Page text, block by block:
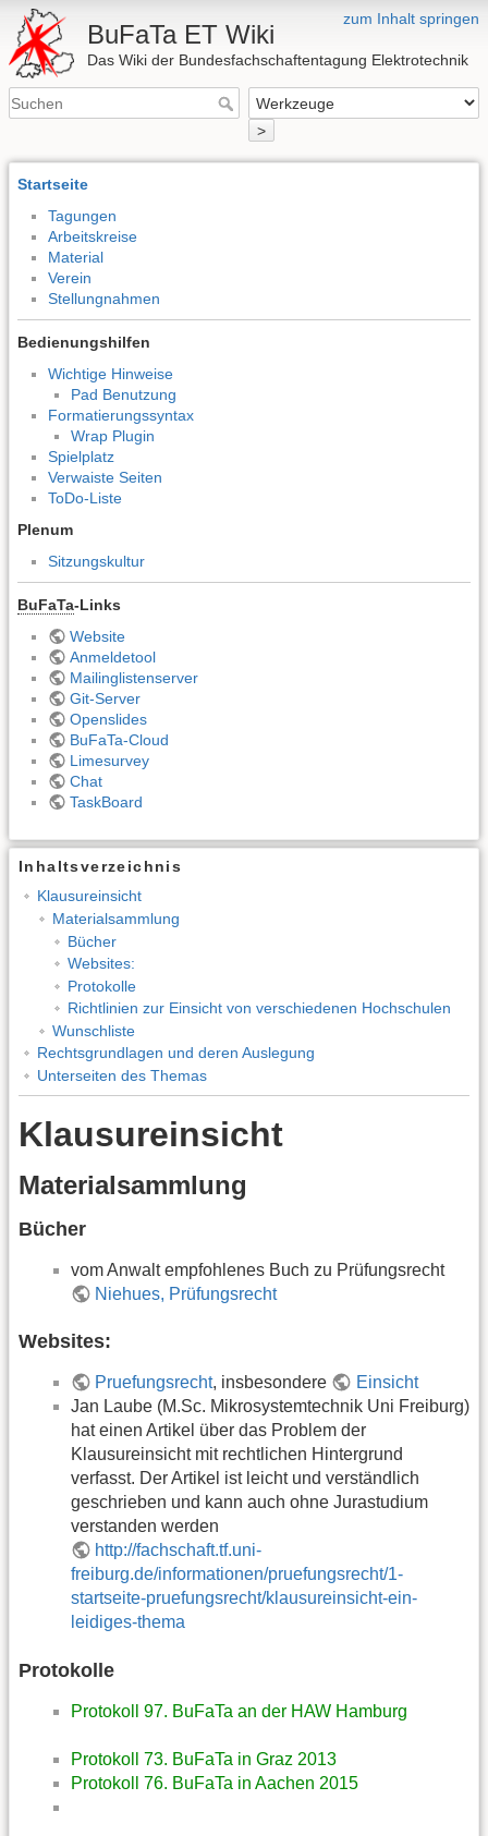
zum Inhalt springen
BuFaTa ET Wiki
Das Wiki der Bundesfachschaftentagung Elektrotechnik
>
Startseite
Tagungen
Arbeitskreise
Material
Verein
Stellungnahmen
Bedienungshilfen
Wichtige Hinweise
Pad Benutzung
Formatierungssyntax
Wrap Plugin
Spielplatz
Verwaiste Seiten
ToDo-Liste
Plenum
Sitzungskultur
BuFaTa-Links
Website
Anmeldetool
Mailinglistenserver
Git-Server
Openslides
BuFaTa-Cloud
Limesurvey
Chat
TaskBoard
Inhaltsverzeichnis
Klausureinsicht
Materialsammlung
Bücher
Websites:
Protokolle
Richtlinien zur Einsicht von verschiedenen Hochschulen
Wunschliste
Rechtsgrundlagen und deren Auslegung
Unterseiten des Themas
Klausureinsicht
Materialsammlung
Bücher
vom Anwalt empfohlenes Buch zu Prüfungsrecht
Niehues, Prüfungsrecht
Websites:
Pruefungsrecht, insbesondere
Einsicht
Jan Laube (M.Sc. Mikrosystemtechnik Uni Freiburg)
hat einen Artikel über das Problem der
Klausureinsicht mit rechtlichen Hintergrund
verfasst. Der Artikel ist leicht und verständlich
geschrieben und kann auch ohne Jurastudium
verstanden werden
http://fachschaft.tf.uni-
freiburg.de/informationen/pruefungsrecht/1-
startseite-pruefungsrecht/klausureinsicht-ein-
leidiges-thema
Protokolle
Protokoll 97. BuFaTa an der HAW Hamburg
Protokoll 73. BuFaTa in Graz 2013
Protokoll 76. BuFaTa in Aachen 2015